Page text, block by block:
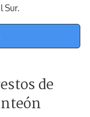
Sur.
de